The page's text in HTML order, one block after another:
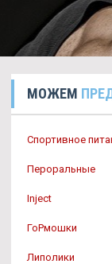
МОЖЕМ
Спортивное
Пероральные
Inject
ГоРмошки
Липолики